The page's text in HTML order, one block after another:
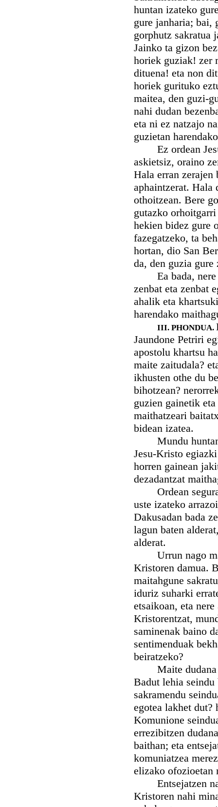
huntan izateko
gure janharia; bai,
gorphutz sakratua
Jainko ta gizon
horiek guziak! zer
dituena! eta non
horiek gurituko
maitea, den guzi-
nahi dudan
eta ni ez natzajo
guzietan
Ez ordean
askietsiz, oraino
Hala erran zerajen
aphaintzerat. Hala
othoitzean. Bere
gutazko
hekien bidez gure
fazegatzeko, ta
hortan, dio San
da, den guzia gure
Ea bada, nere
zenbat eta zenbat
ahalik eta
harendako
III. PHONDUA.
Jaundone Petriri
apostolu khartsu
maite zaitudala?
ikhusten othe du
bihotzean?
guzien gainetik
maithatzeari
bidean izatea.
Mundu huntan
Jesu-Kristo
horren gainean
dezadantzat
Ordean
uste izateko
Dakusadan bada
lagun baten
alderat.
Urrun nago
Kristoren damua.
maitahgune
iduriz suharki
etsaikoan, eta
Kristorentzat,
saminenak baino
sentimenduak
beiratzeko?
Maite dudana
Badut lehia
sakramendu
egotea lakhet dut?
Komunione
errezibitzen
baithan; eta
komuniatzea
elizako ofozioetan
Entsejatzen naiz
Kristoren nahi